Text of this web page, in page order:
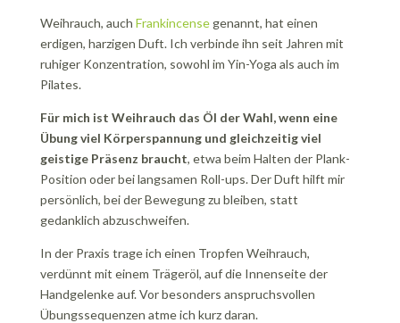
Weihrauch, auch Frankincensegenannt, hat einen
erdigen, harzigen Duft. Ich verbinde ihn seit Jahren mit
ruhiger Konzentration, sowohl im Yin-Yoga als auch im
Pilates.
Für mich ist Weihrauch das Öl der Wahl, wenn eine
Übung viel Körperspannung und gleichzeitig viel
geistige Präsenz braucht, etwa beim Halten der Plank-
Position oder bei langsamen Roll-ups. Der Duft hilft mir
persönlich, bei der Bewegung zu bleiben, statt
gedanklich abzuschweifen.
In der Praxis trage ich einen Tropfen Weihrauch,
verdünnt mit einem Trägeröl, auf die Innenseite der
Handgelenke auf. Vor besonders anspruchsvollen
Übungssequenzen atme ich kurz daran.